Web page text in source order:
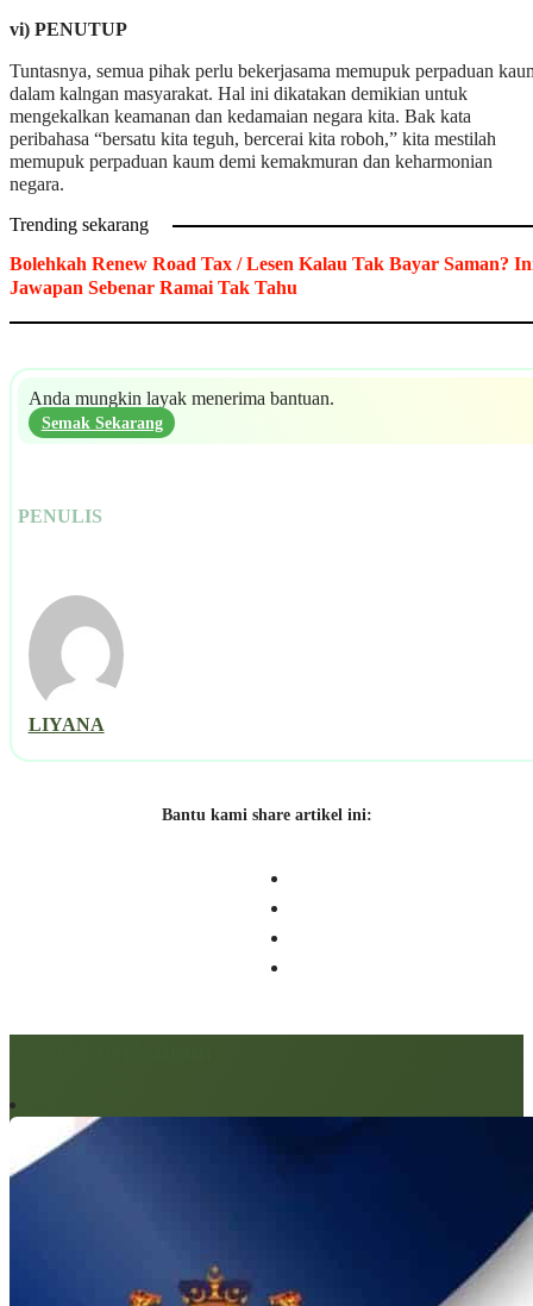
vi) PENUTUP
Tuntasnya, semua pihak perlu bekerjasama memupuk perpaduan
dalam kalngan masyarakat. Hal ini dikatakan demikian untuk
mengekalkan keamanan dan kedamaian negara kita. Bak kata
peribahasa “bersatu kita teguh, bercerai kita roboh,” kita mestilah
memupuk perpaduan kaum demi kemakmuran dan keharmonian
negara.
Trending sekarang
Bolehkah Renew Road Tax / Lesen Kalau Tak Bayar Saman?
Jawapan Sebenar Ramai Tak Tahu
Anda mungkin layak menerima bantuan.
Semak Sekarang
PENULIS
LIYANA
Bantu kami share artikel ini: